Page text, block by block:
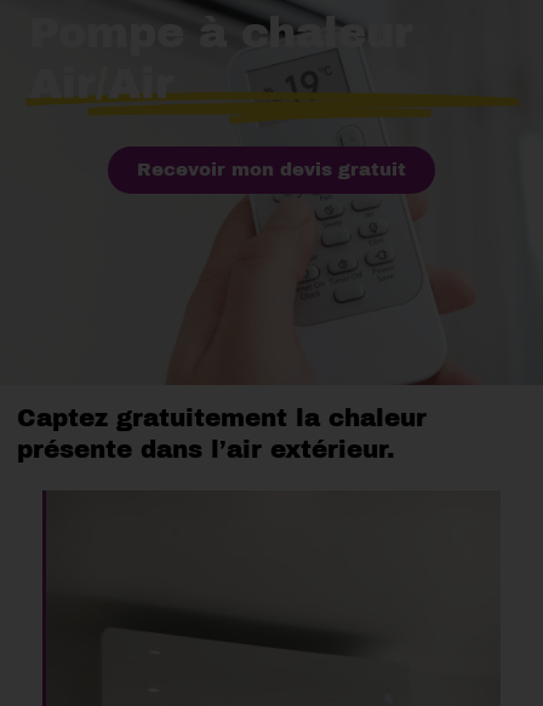
Pompe à chaleur
Air/Air
Recevoir mon devis gratuit
Captez gratuitement la chaleur
présente dans l’air extérieur.